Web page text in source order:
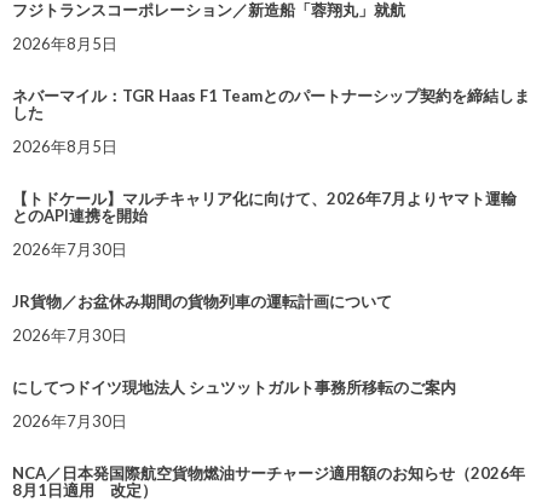
フジトランスコーポレーション／新造船「蓉翔丸」就航
2026年8月5日
ネバーマイル：TGR Haas F1 Teamとのパートナーシップ契約を締結しま
した
2026年8月5日
【トドケール】マルチキャリア化に向けて、2026年7月よりヤマト運輸
とのAPI連携を開始
2026年7月30日
JR貨物／お盆休み期間の貨物列車の運転計画について
2026年7月30日
にしてつドイツ現地法人 シュツットガルト事務所移転のご案内
2026年7月30日
NCA／日本発国際航空貨物燃油サーチャージ適用額のお知らせ（2026年
8月1日適用 改定）